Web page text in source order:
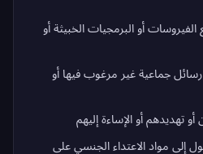
الفيروسات أو البرمجيات الخبيثة أو
جماعية غير مرغوب فيها أو
تهديدهم أو الإساءة إليهم
إلى مواد الاعتداء الجنسي على